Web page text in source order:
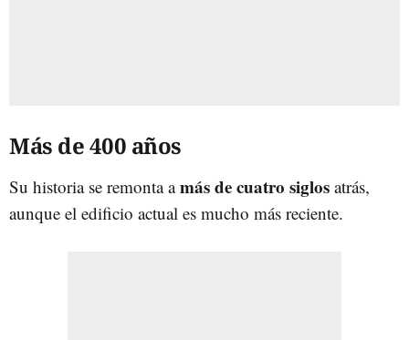
Más de 400 años
Su historia se remonta amás de cuatro siglos atrás,
aunque el edificio actual es mucho más reciente.